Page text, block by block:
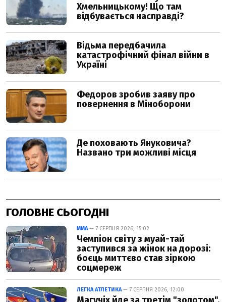
ГОЛОВНЕ СЬОГОДНІ
ММА— 7 СЕРПНЯ 2026, 15:02
Чемпіон світу з муай-тай
заступився за жінок на дорозі:
боєць миттєво став зіркою
соцмереж
ЛЕГКА АТЛЕТИКА— 7 СЕРПНЯ 2026, 12:00